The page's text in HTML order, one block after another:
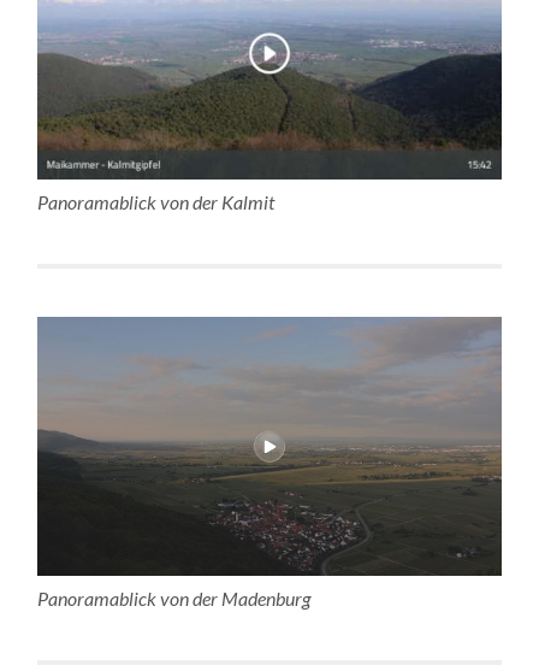
Panoramablick von der Kalmit
Panoramablick von der Madenburg